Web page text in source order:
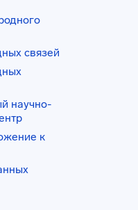
связей
научно-
к